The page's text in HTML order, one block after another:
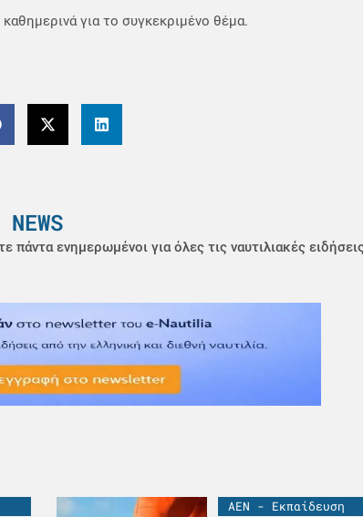
για το συγκεκριμένο θέμα.
ενημερωμένοι για όλες τις ναυτιλιακές
ΑΕΝ - Εκπαίδευση